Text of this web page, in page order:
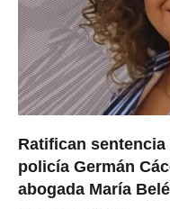
Ratifican
policía Germán
abogada María